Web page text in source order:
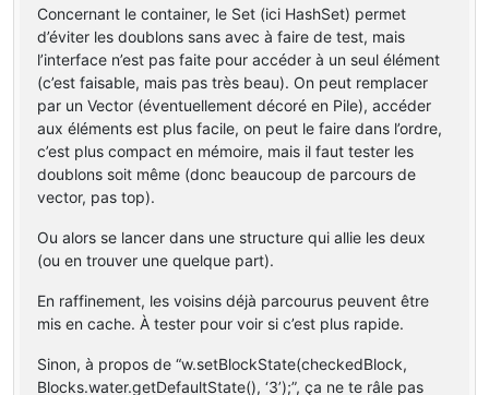
Concernant le container, le Set (ici HashSet) permet
d’éviter les doublons sans avec à faire de test, mais
l’interface n’est pas faite pour accéder à un seul élément
(c’est faisable, mais pas très beau). On peut remplacer
par un Vector (éventuellement décoré en Pile), accéder
aux éléments est plus facile, on peut le faire dans l’ordre,
c’est plus compact en mémoire, mais il faut tester les
doublons soit même (donc beaucoup de parcours de
vector, pas top).
Ou alors se lancer dans une structure qui allie les deux
(ou en trouver une quelque part).
En raffinement, les voisins déjà parcourus peuvent être
mis en cache. À tester pour voir si c’est plus rapide.
Sinon, à propos de “w.setBlockState(checkedBlock,
Blocks.water.getDefaultState(), ‘3’);”, ça ne te râle pas